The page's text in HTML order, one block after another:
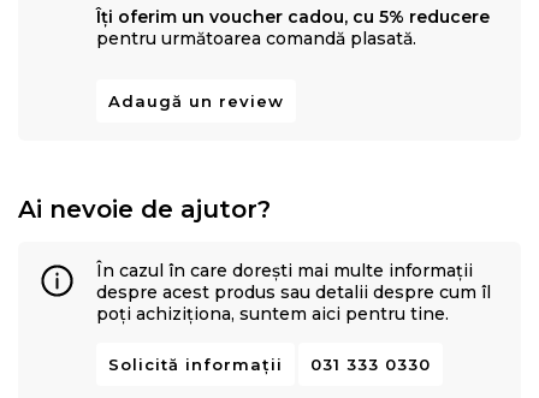
Îți oferim un voucher cadou, cu 5% reducere
pentru următoarea comandă plasată.
Adaugă un review
Ai nevoie de ajutor?
În cazul în care dorești mai multe informații
despre acest produs sau detalii despre cum îl
poți achiziționa, suntem aici pentru tine.
Solicită informații 031 333 0330